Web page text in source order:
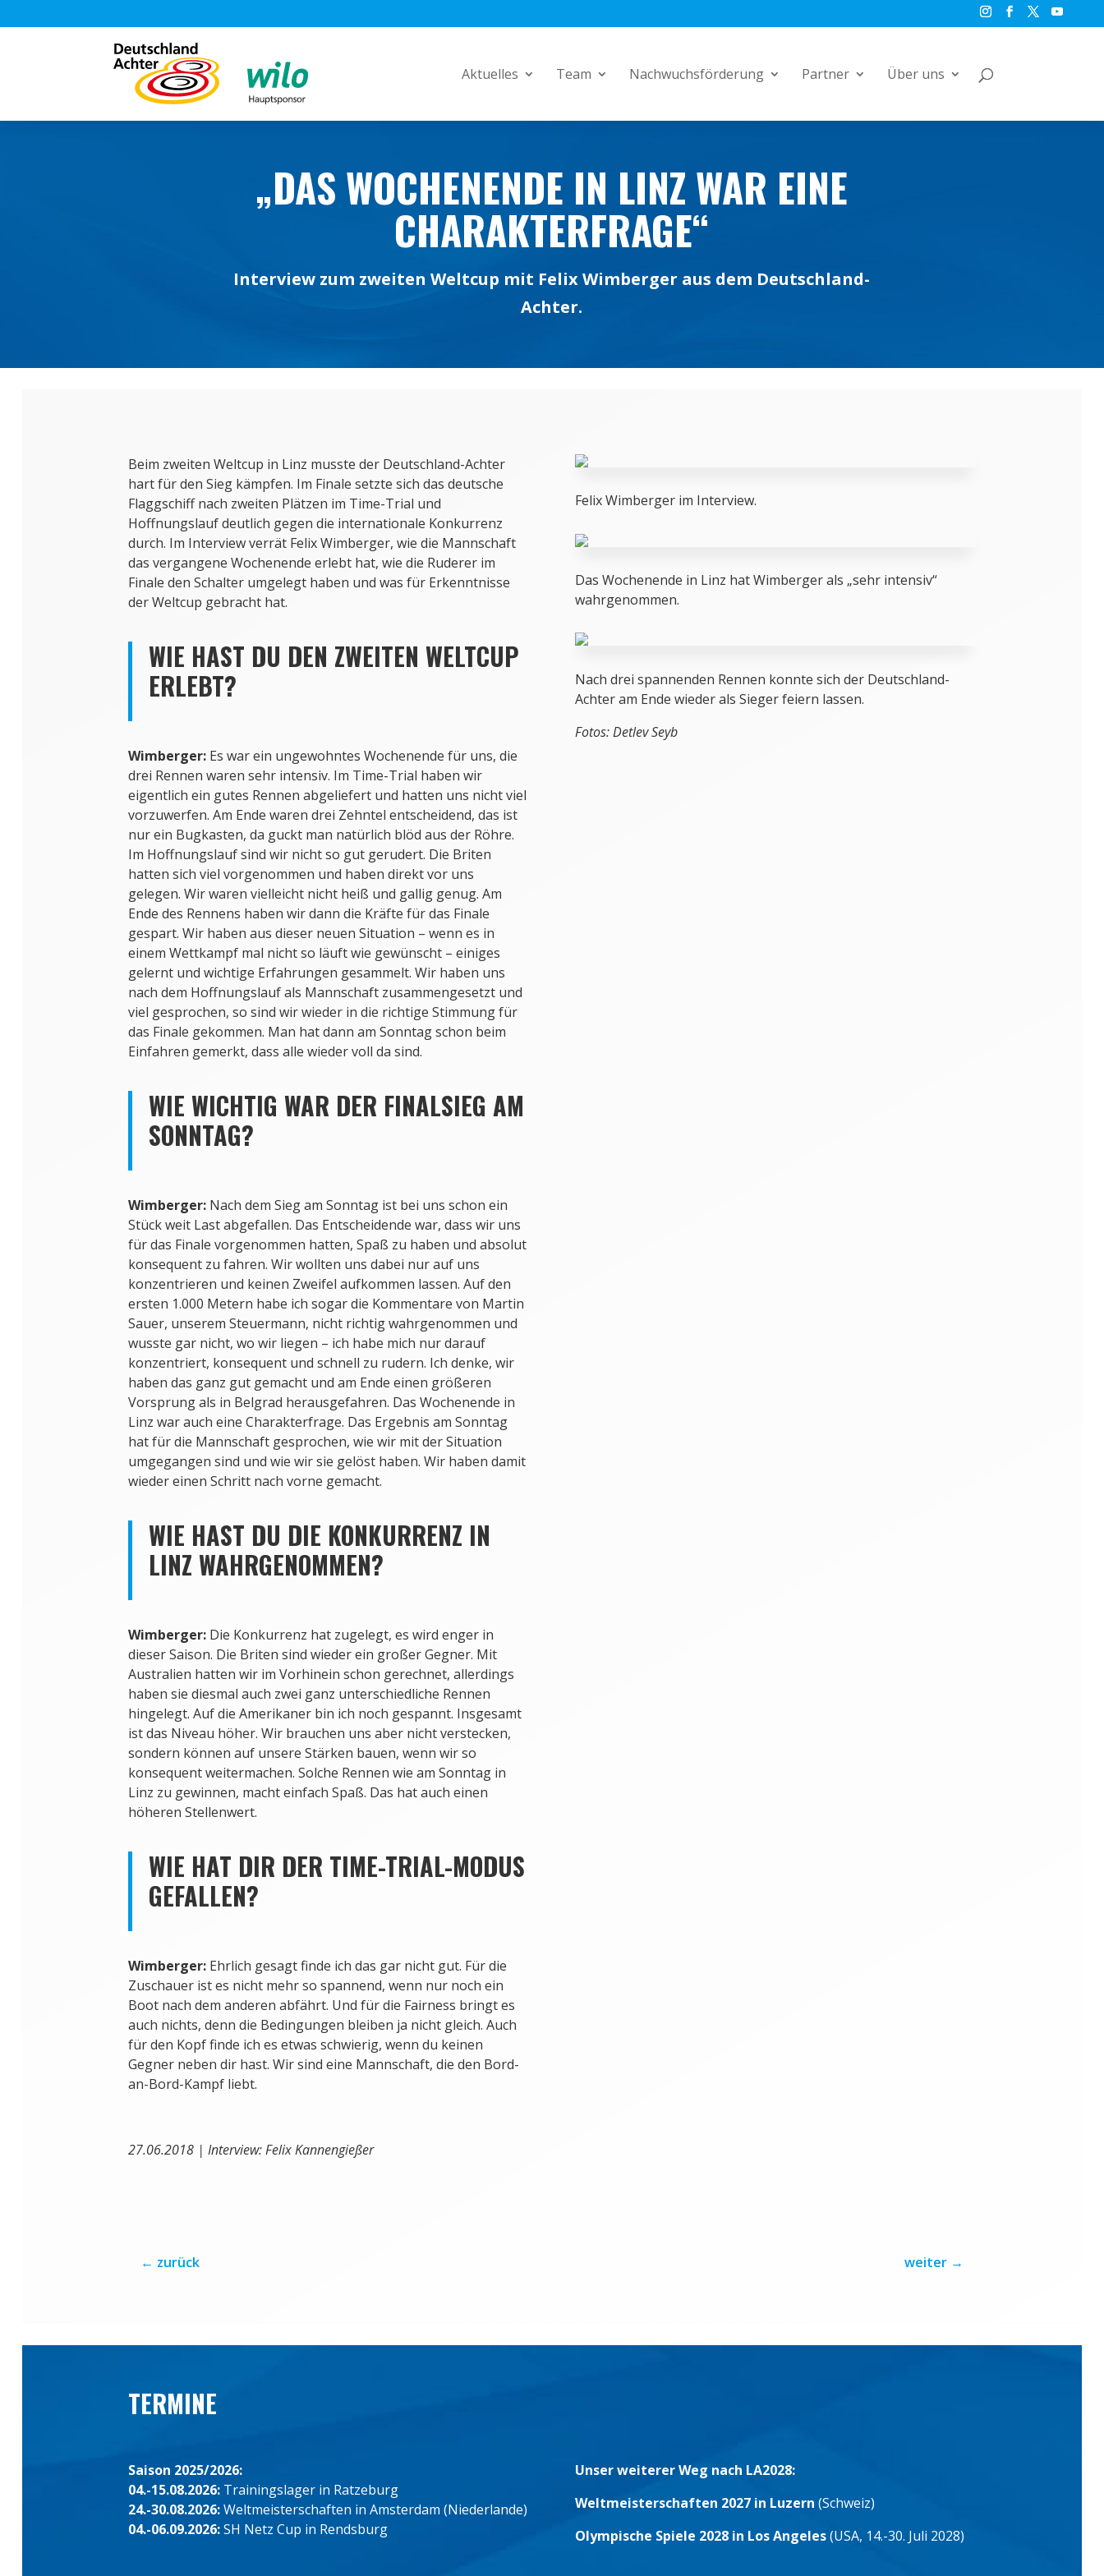
Aktuelles Team Nachwuchsförderung Partner Über uns
„DAS WOCHENENDE IN LINZ WAR EINE
CHARAKTERFRAGE“
Interview zum zweiten Weltcup mit Felix Wimberger aus dem Deutschland-
Achter.
Beim zweiten Weltcup in Linz musste der Deutschland-Achter
hart für den Sieg kämpfen. Im Finale setzte sich das deutsche
Flaggschiff nach zweiten Plätzen im Time-Trial und
Hoffnungslauf deutlich gegen die internationale Konkurrenz
durch. Im Interview verrät Felix Wimberger, wie die Mannschaft
das vergangene Wochenende erlebt hat, wie die Ruderer im
Finale den Schalter umgelegt haben und was für Erkenntnisse
der Weltcup gebracht hat.
WIE HAST DU DEN ZWEITEN WELTCUP
ERLEBT?
Wimberger:Es war ein ungewohntes Wochenende für uns, die
drei Rennen waren sehr intensiv. Im Time-Trial haben wir
eigentlich ein gutes Rennen abgeliefert und hatten uns nicht viel
vorzuwerfen. Am Ende waren drei Zehntel entscheidend, das ist
nur ein Bugkasten, da guckt man natürlich blöd aus der Röhre.
Im Hoffnungslauf sind wir nicht so gut gerudert. Die Briten
hatten sich viel vorgenommen und haben direkt vor uns
gelegen. Wir waren vielleicht nicht heiß und gallig genug. Am
Ende des Rennens haben wir dann die Kräfte für das Finale
gespart. Wir haben aus dieser neuen Situation – wenn es in
einem Wettkampf mal nicht so läuft wie gewünscht – einiges
gelernt und wichtige Erfahrungen gesammelt. Wir haben uns
nach dem Hoffnungslauf als Mannschaft zusammengesetzt und
viel gesprochen, so sind wir wieder in die richtige Stimmung für
das Finale gekommen. Man hat dann am Sonntag schon beim
Einfahren gemerkt, dass alle wieder voll da sind.
WIE WICHTIG WAR DER FINALSIEG AM
SONNTAG?
Wimberger:Nach dem Sieg am Sonntag ist bei uns schon ein
Stück weit Last abgefallen. Das Entscheidende war, dass wir uns
für das Finale vorgenommen hatten, Spaß zu haben und absolut
konsequent zu fahren. Wir wollten uns dabei nur auf uns
konzentrieren und keinen Zweifel aufkommen lassen. Auf den
ersten 1.000 Metern habe ich sogar die Kommentare von Martin
Sauer, unserem Steuermann, nicht richtig wahrgenommen und
wusste gar nicht, wo wir liegen – ich habe mich nur darauf
konzentriert, konsequent und schnell zu rudern. Ich denke, wir
haben das ganz gut gemacht und am Ende einen größeren
Vorsprung als in Belgrad herausgefahren. Das Wochenende in
Linz war auch eine Charakterfrage. Das Ergebnis am Sonntag
hat für die Mannschaft gesprochen, wie wir mit der Situation
umgegangen sind und wie wir sie gelöst haben. Wir haben damit
wieder einen Schritt nach vorne gemacht.
WIE HAST DU DIE KONKURRENZ IN
LINZ WAHRGENOMMEN?
Wimberger:Die Konkurrenz hat zugelegt, es wird enger in
dieser Saison. Die Briten sind wieder ein großer Gegner. Mit
Australien hatten wir im Vorhinein schon gerechnet, allerdings
haben sie diesmal auch zwei ganz unterschiedliche Rennen
hingelegt. Auf die Amerikaner bin ich noch gespannt. Insgesamt
ist das Niveau höher. Wir brauchen uns aber nicht verstecken,
sondern können auf unsere Stärken bauen, wenn wir so
konsequent weitermachen. Solche Rennen wie am Sonntag in
Linz zu gewinnen, macht einfach Spaß. Das hat auch einen
höheren Stellenwert.
WIE HAT DIR DER TIME-TRIAL-MODUS
GEFALLEN?
Wimberger:Ehrlich gesagt finde ich das gar nicht gut. Für die
Zuschauer ist es nicht mehr so spannend, wenn nur noch ein
Boot nach dem anderen abfährt. Und für die Fairness bringt es
auch nichts, denn die Bedingungen bleiben ja nicht gleich. Auch
für den Kopf finde ich es etwas schwierig, wenn du keinen
Gegner neben dir hast. Wir sind eine Mannschaft, die den Bord-
an-Bord-Kampf liebt.
27.06.2018 | Interview: Felix Kannengießer
Felix Wimberger im Interview.
Das Wochenende in Linz hat Wimberger als „sehr intensiv“
wahrgenommen.
Nach drei spannenden Rennen konnte sich der Deutschland-
Achter am Ende wieder als Sieger feiern lassen.
Fotos: Detlev Seyb
← zurück weiter →
TERMINE
Saison 2025/2026:
04.-15.08.2026: Trainingslager in Ratzeburg
24.-30.08.2026:Weltmeisterschaften in Amsterdam (Niederlande)
04.-06.09.2026:SH Netz Cup in Rendsburg
Unser weiterer Weg nach LA2028:
Weltmeisterschaften 2027 in Luzern (Schweiz)
Olympische Spiele 2028 in Los Angeles(USA, 14.-30. Juli 2028)